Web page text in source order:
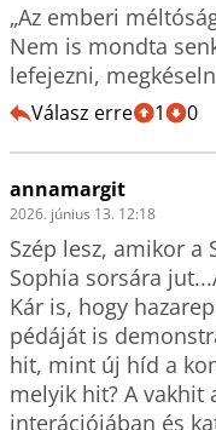
„Az emberi
Nem is mondta
lefejezni,
Válasz erre 1 0
annamargit
2026. június 13. 12:18
Szép lesz, amikor a
Sophia sorsára
Kár is, hogy
pédáját is
hit, mint új híd a
melyik hit? A vakhit
interációjában és